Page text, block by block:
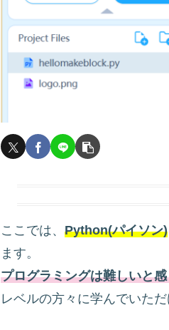
ここでは、 Python(パイソン)
ます。
プログラミングは難しいと
レベルの方々に学んでいた